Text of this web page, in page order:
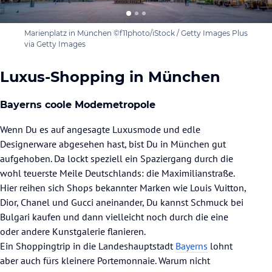
Marienplatz in München ©f11photo/iStock / Getty Images Plus
via Getty Images
Luxus-Shopping in München
Bayerns coole Modemetropole
Wenn Du es auf angesagte Luxusmode und edle
Designerware abgesehen hast, bist Du in München gut
aufgehoben. Da lockt speziell ein Spaziergang durch die
wohl teuerste Meile Deutschlands: die Maximilianstraße.
Hier reihen sich Shops bekannter Marken wie Louis Vuitton,
Dior, Chanel und Gucci aneinander, Du kannst Schmuck bei
Bulgari kaufen und dann vielleicht noch durch die eine
oder andere Kunstgalerie flanieren.
Ein Shoppingtrip in die Landeshauptstadt Bayerns lohnt
aber auch fürs kleinere Portemonnaie. Warum nicht